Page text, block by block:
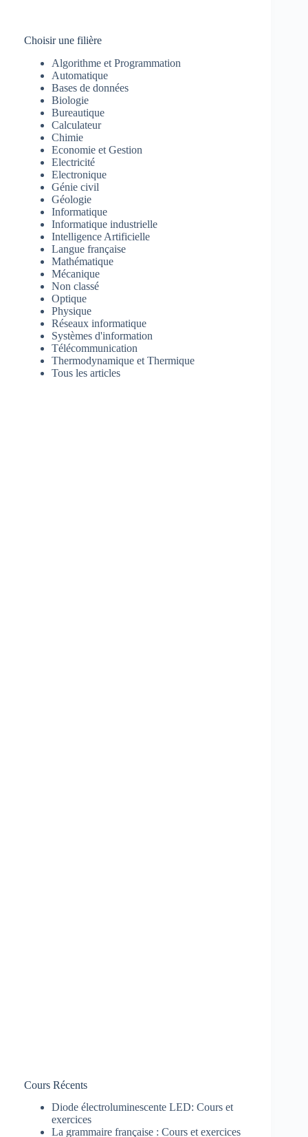
Choisir une filière
Algorithme et Programmation
Automatique
Bases de données
Biologie
Bureautique
Calculateur
Chimie
Economie et Gestion
Electricité
Electronique
Génie civil
Géologie
Informatique
Informatique industrielle
Intelligence Artificielle
Langue française
Mathématique
Mécanique
Non classé
Optique
Physique
Réseaux informatique
Systèmes d'information
Télécommunication
Thermodynamique et Thermique
Tous les articles
Cours Récents
Diode électroluminescente LED: Cours et
exercices
La grammaire française : Cours et exercices